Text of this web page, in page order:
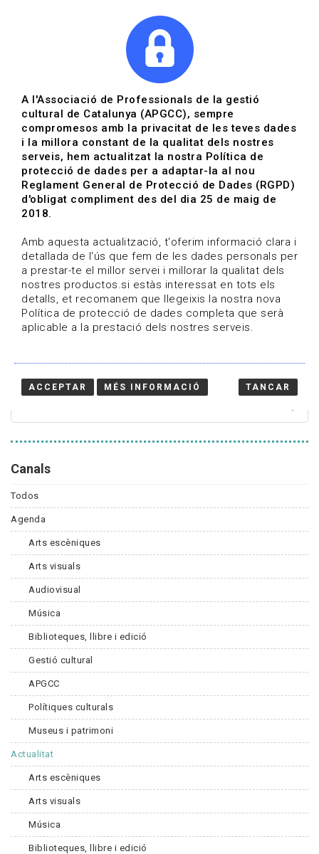
Actualitza't
Vols estar al dia?
HOME / BLOG
Estigues al dia
Convocatòries, activitats i notícies del sector de la
cultura.
Canals
Todos
Agenda
Arts escèniques
Arts visuals
Audiovisual
Música
Biblioteques, llibre i edició
Gestió cultural
APGCC
Polítiques culturals
Museus i patrimoni
Actualitat
Arts escèniques
Arts visuals
Música
Biblioteques, llibre i edició
A l'Associació de Professionals de la gestió
cultural de Catalunya (APGCC), sempre
compromesos amb la privacitat de les teves dades
i la millora constant de la qualitat dels nostres
serveis, hem actualitzat la nostra Política de
protecció de dades per a adaptar-la al nou
Reglament General de Protecció de Dades (RGPD)
d'obligat compliment des del dia 25 de maig de
2018.
Amb aquesta actualització, t'oferim informació clara i
detallada de l'ús que fem de les dades personals per
a prestar-te el millor servei i millorar la qualitat dels
nostres productos.si estàs interessat en tots els
detalls, et recomanem que llegeixis la nostra nova
Política de protecció de dades completa que serà
aplicable a la prestació dels nostres serveis.
ACCEPTAR MÉS INFORMACIÓ TANCAR